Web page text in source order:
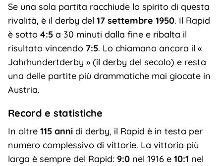
Se una sola partita racchiude lo spirito di questa
rivalità, è il derby del 17 settembre 1950. Il Rapid
è sotto 4:5a 30 minuti dalla fine e ribalta il
risultato vincendo 7:5. Lo chiamano ancora il «
Jahrhundertderby » (il derby del secolo) e resta
una delle partite più drammatiche mai giocate in
Austria.
Record e statistiche
In oltre 115 annidi derby, il Rapid è in testa per
numero complessivo di vittorie. La vittoria più
larga è sempre del Rapid: 9:0nel 1916 e 10:1 nel